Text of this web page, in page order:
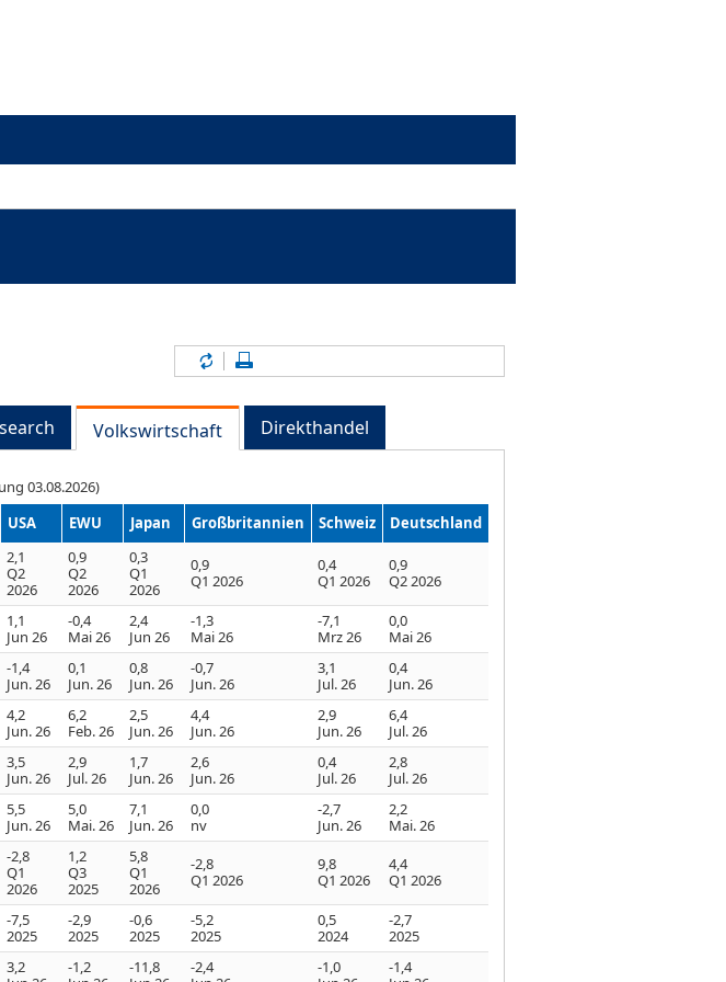
Inhalte aktualisieren
Volkswirtschaft Direkthandel
03.08.2026)
USA
EWU Japan Großbritannien Schweiz Deutschland
2,1
Q2
2026
0,9
Q2
2026
0,3
Q1
2026
0,9
Q1 2026
0,4
Q1 2026
0,9
Q2 2026
1,1
Jun 26
-0,4
Mai 26
2,4
Jun 26
-1,3
Mai 26
-7,1
Mrz 26
0,0
Mai 26
-1,4
Jun. 26
0,1
Jun. 26
0,8
Jun. 26
-0,7
Jun. 26
3,1
Jul. 26
0,4
Jun. 26
4,2
Jun. 26
6,2
Feb. 26
2,5
Jun. 26
4,4
Jun. 26
2,9
Jun. 26
6,4
Jul. 26
3,5
Jun. 26
2,9
Jul. 26
1,7
Jun. 26
2,6
Jun. 26
0,4
Jul. 26
2,8
Jul. 26
5,5
Jun. 26
5,0
Mai. 26
7,1
Jun. 26
0,0
nv
-2,7
Jun. 26
2,2
Mai. 26
-2,8
Q1
2026
1,2
Q3
2025
5,8
Q1
2026
-2,8
Q1 2026
9,8
Q1 2026
4,4
Q1 2026
-7,5
2025
-2,9
2025
-0,6
2025
-5,2
2025
0,5
2024
-2,7
2025
3,2
-1,2
-11,8
-2,4
-1,0
-1,4